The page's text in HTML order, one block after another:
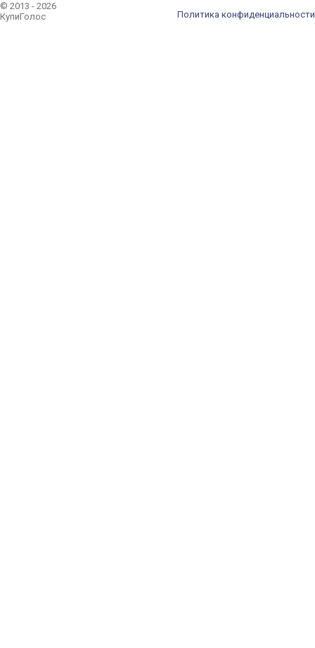
© 2013 - 2026
КупиГолос
Политика конфиденциальности